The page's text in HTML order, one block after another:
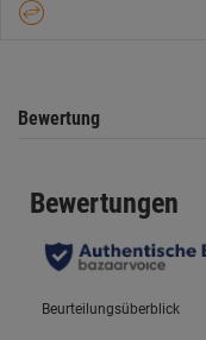
Sternen.
Bewertung